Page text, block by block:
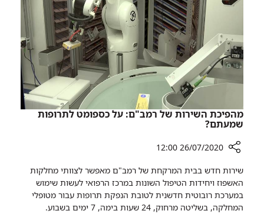
ישנה
את
הטיפול
בסרטן
העור
וחלל
הפה?
מהפיכת השירות של רמב"ם: על כספומט לתרופות
שמעתם?
שיתוף
מהפיכת
השירות
26/07/2020 12:00
שירות חדש בבית המרקחת של רמב"ם מאפשר לצוותי מחלקות
האשפוז ויחידות הטיפול השונות במרכז הרפואי לעשות שימוש
במערכת רובוטית חדשנית לטובת הנפקת תרופות עבור מטופלי
המחלקה, בשליטה מרחוק, 24 שעות בימה, 7 ימים בשבוע.